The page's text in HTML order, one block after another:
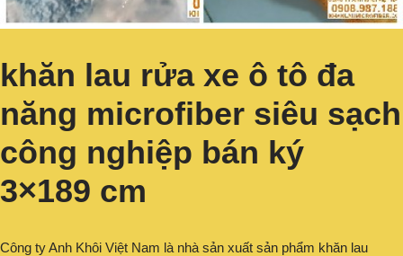
khăn lau rửa xe ô tô đa
năng microfiber siêu sạch
công nghiệp bán ký
3×189 cm
Công ty Anh Khôi Việt Nam là nhà sản xuất sản phẩm khăn lau